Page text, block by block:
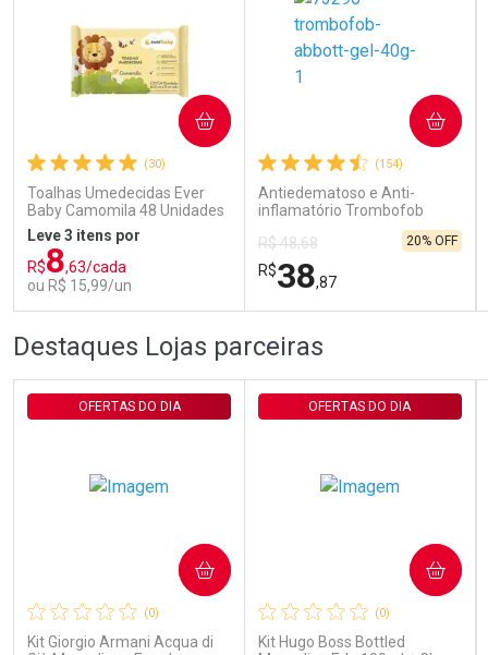
Ativar Desconto
Comprar sem Desconto
Por R$ 29,90/cada
Comprar sem Desconto
Por R$ 29,90/cada
(30)
Toalhas Umedecidas Ever
Baby Camomila 48 Unidades
Leve 3 itens por
R$8,63/cada
ou R$ 15,99/un
COMPRAR
FECHAR
Laboratório
Comprar sem Desconto
FECHAR
Por Menos
Comprar sem Desconto
(154)
Antiedematoso e Anti-
inflamatório Trombofob
R$ 48,68
R$38,87
20% OFF
COMPRAR
Comprar sem Desconto
Por Menos
Comprar sem Desconto
Destaques Lojas parceiras
(0)
Kit Giorgio Armani Acqua di
OFERTAS DO DIA
COMPRAR
(0)
Kit Hugo Boss Bottled
OFERTAS DO DIA
COMPRAR